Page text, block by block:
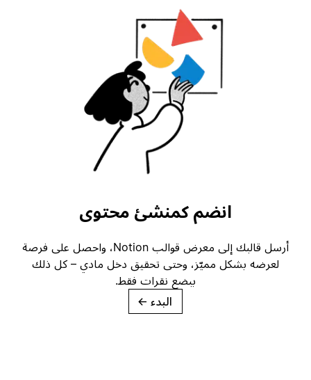
انضم كمنشئ محتوى
أرسل قالبك إلى معرض قوالب Notion، واحصل على فرصة
لعرضه بشكل مميّز، وحتى تحقيق دخل مادي – كل ذلك
ببضع نقرات فقط.
→